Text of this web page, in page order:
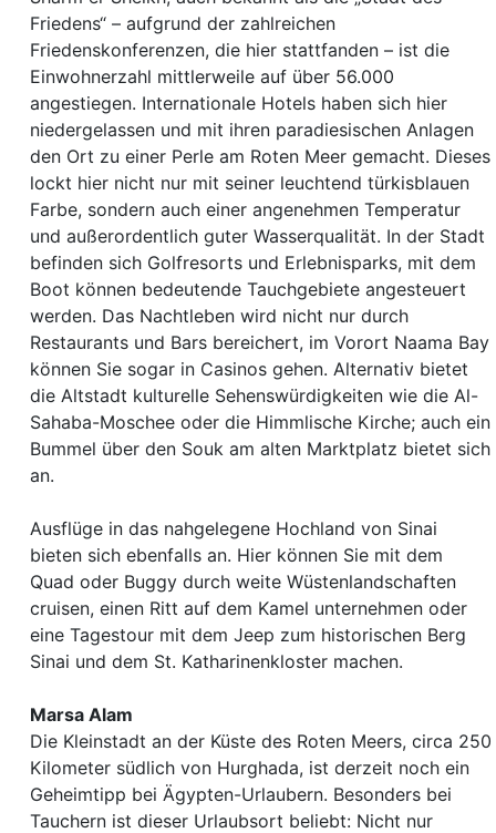
Friedens“ – aufgrund der zahlreichen
Friedenskonferenzen, die hier stattfanden – ist die
Einwohnerzahl mittlerweile auf über 56.000
angestiegen. Internationale Hotels haben sich hier
niedergelassen und mit ihren paradiesischen Anlagen
den Ort zu einer Perle am Roten Meer gemacht. Dieses
lockt hier nicht nur mit seiner leuchtend türkisblauen
Farbe, sondern auch einer angenehmen Temperatur
und außerordentlich guter Wasserqualität. In der Stadt
befinden sich Golfresorts und Erlebnisparks, mit dem
Boot können bedeutende Tauchgebiete angesteuert
werden. Das Nachtleben wird nicht nur durch
Restaurants und Bars bereichert, im Vorort Naama Bay
können Sie sogar in Casinos gehen. Alternativ bietet
die Altstadt kulturelle Sehenswürdigkeiten wie die Al-
Sahaba-Moschee oder die Himmlische Kirche; auch ein
Bummel über den Souk am alten Marktplatz bietet sich
an.
Ausflüge in das nahgelegene Hochland von Sinai
bieten sich ebenfalls an. Hier können Sie mit dem
Quad oder Buggy durch weite Wüstenlandschaften
cruisen, einen Ritt auf dem Kamel unternehmen oder
eine Tagestour mit dem Jeep zum historischen Berg
Sinai und dem St. Katharinenkloster machen.
Marsa Alam
Die Kleinstadt an der Küste des Roten Meers, circa 250
Kilometer südlich von Hurghada, ist derzeit noch ein
Geheimtipp bei Ägypten-Urlaubern. Besonders bei
Tauchern ist dieser Urlaubsort beliebt: Nicht nur